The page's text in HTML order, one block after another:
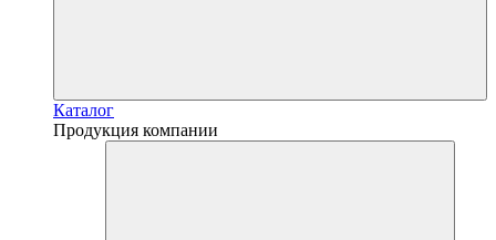
Каталог
Продукция компании